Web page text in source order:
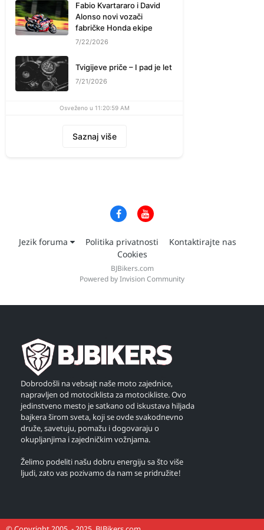
Fabio Kvartararo i David
Alonso novi vozači
fabričke Honda ekipe
7/22/2026
Tvigijeve priče – I pad je let
7/21/2026
Osveženo u 11:20:59 AM
Saznaj više
Jezik foruma Politika privatnosti
Kontaktirajte nas
Cookies
BJBikers.com
Powered by Invision Community
Dobrodošli na vebsajt naše moto zajednice,
napravljen od motociklista za motocikliste. Ovo
jedinstveno mesto je satkano od iskustava hiljada
bajkera širom sveta, koji se ovde svakodnevno
druže, savetuju, pomažu i dogovaraju o
okupljanjima i zajedničkim vožnjama.
Želimo podeliti našu dobru energiju sa što više
ljudi, zato vas pozivamo da nam se pridružite!